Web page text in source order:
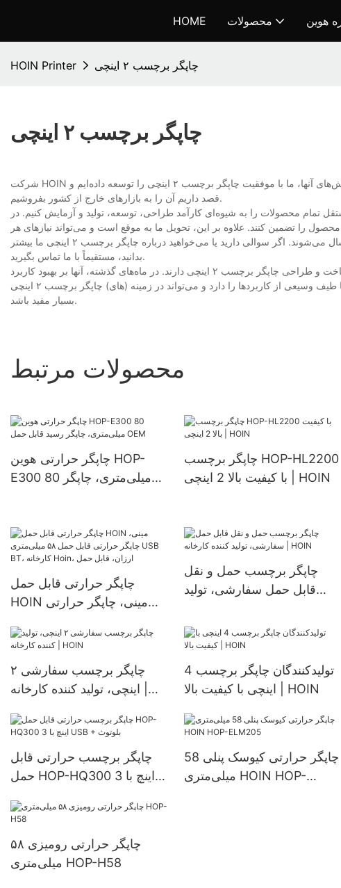
HOME محصولات هوین
HOIN Printer چاپگر برچسب ۲ اینچی
چاپگر برچسب ۲ اینچی
شرکت HOIN تیمی را تشکیل داده است که عمدتاً در توسعه محصول فعالیت می‌کنند. به لطف تلاش‌های آنها، ما با موفقیت چاپگر برچسب ۲ اینچی را توسعه داده‌ایم و
قصد داریم آن را به بازارهای خارج از کشور بفروشیم.
می‌توانیم به طور مستقل تمام محصولات را به شیوه‌ای کارآمد طراحی، توسعه، تولید و آزمایش کنیم. در
را تضمین کنند. علاوه بر این، تحویل ما به موقع است و می‌تواند نیازهای هر
مشتری را برآورده کند. ما قول می‌دهیم که محصولات صحیح و سالم به مشتریان ارسال می‌شوند. اگر سوالی دارید یا می‌خواهید درباره چاپگر برچسب ۲ اینچی ما بیشتر
بدانید، مستقیماً با ما تماس بگیرید.
ما یک تیم باتجربه متشکل از چندین متخصص صنعت داریم. آنها سال‌ها تجربه در ساخت و طراحی چاپگر برچسب ۲ اینچی دارند. در ماه‌های گذشته، آنها بر بهبود کاربرد
عملی محصول تمرکز داشته‌اند و در نهایت آن را تولید کرده‌اند. با افتخار، محصول ما طیف وسیعی از کاربردها را دارد و می‌تواند در زمینه (های) چاپگر برچسب ۲ اینچی
بسیار مفید باشد.
محصولات مرتبط
چاپگر حرارتی هوین HOP-
E300 80 میلی‌متری، چاپگر
چاپگر برچسب HOP-HL2200
با کیفیت بالا 2 اینچی | HOIN
چاپگر حرارتی قابل حمل
HOIN مینی، چاپگر حرارتی
BT، کارخانه Hoin، ارزان،
چاپگر برچسب حمل و نقل
قابل حمل سفارشی، تولید
چاپگر برچسب سفارشی ۲
اینچی، تولید کننده کارخانه |
تولیدکنندگان چاپگر برچسب 4
اینچی با کیفیت بالا | HOIN
چاپگر برچسب حرارتی قابل
حمل HOP-HQ300 3 اینچ با
چاپگر حرارتی کیوسک پنلی 58
میلی‌متری HOIN HOP-
چاپگر حرارتی رومیزی ۵۸
میلی‌متری HOP-H58